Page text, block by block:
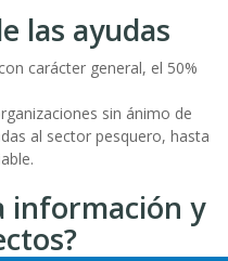
las ayudas
carácter general, el 50%
sin ánimo de
al sector pesquero, hasta
información y